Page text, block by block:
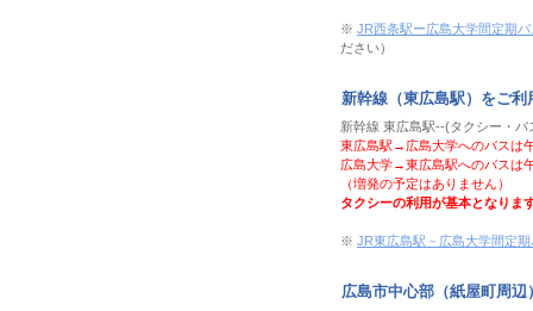
※JR西条駅ー広島大学間定期
ださい）
新幹線（東広島駅）をご
新幹線 東広島駅--(タクシー・バ
東広島駅→広島大学へのバスは
広島大学→東広島駅へのバスは
（増発の予定はありません）
タクシーの利用が基本となりま
※JR東広島駅－広島大学間定
広島市中心部（紙屋町周